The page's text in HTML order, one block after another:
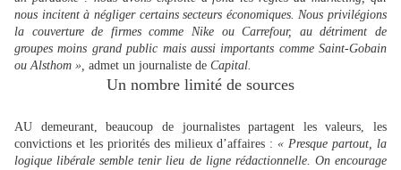
nous incitent à négliger certains secteurs économiques. Nous privilégions
la couverture de firmes comme Nike ou Carrefour, au détriment de
groupes moins grand public mais aussi importants comme Saint-Gobain
ou Alsthom », admet un journaliste de Capital.
Un nombre limité de sources
AU demeurant, beaucoup de journalistes partagent les valeurs, les
convictions et les priorités des milieux d’affaires :« Presque partout, la
logique libérale semble tenir lieu de ligne rédactionnelle. On encourage